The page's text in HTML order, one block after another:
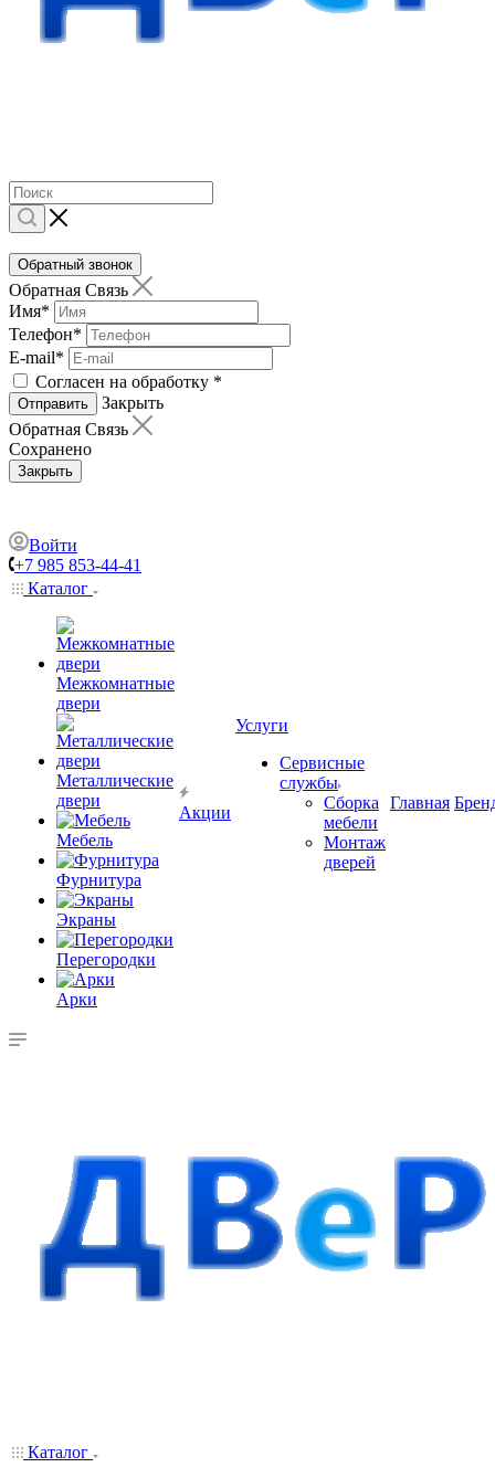
Обратный звонок
Обратная Связь
Имя*
Телефон*
E-mail*
Согласен на обработку *
Отправить
Закрыть
Обратная Связь
Сохранено
Закрыть
Войти
+7 985 853-44-41
Каталог
Межкомнатные
двери
Металлические
двери
Мебель
Фурнитура
Экраны
Перегородки
Арки
Акции
Услуги
Сервисные
службы
Сборка
мебели
Монтаж
дверей
Главная
Каталог